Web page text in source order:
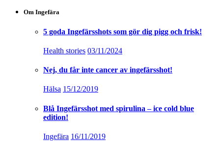
Om Ingefära
5 goda Ingefärsshots som gör dig pigg och frisk!
Health stories 03/11/2024
Nej, du får inte cancer av ingefärsshot!
Hälsa 15/12/2019
Blå Ingefärsshot med spirulina – ice cold blue
edition!
Ingefära 16/11/2019